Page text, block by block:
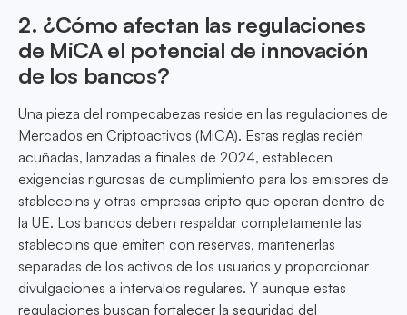
2. ¿Cómo afectan las regulaciones
de MiCA el potencial de innovación
de los bancos?
Una pieza del rompecabezas reside en las regulaciones de
Mercados en Criptoactivos (MiCA). Estas reglas recién
acuñadas, lanzadas a finales de 2024, establecen
exigencias rigurosas de cumplimiento para los emisores de
stablecoins y otras empresas cripto que operan dentro de
la UE. Los bancos deben respaldar completamente las
stablecoins que emiten con reservas, mantenerlas
separadas de los activos de los usuarios y proporcionar
divulgaciones a intervalos regulares. Y aunque estas
regulaciones buscan fortalecer la seguridad del